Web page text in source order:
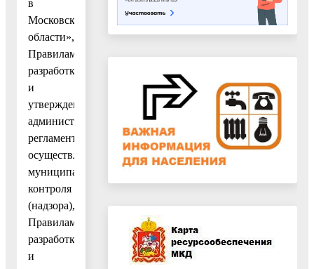
в
Московской
области»,
Правилами
разработки
и
утверждения
административных
регламентов
осуществления
муниципального
контроля
(надзора),
Правилами
разработки
и